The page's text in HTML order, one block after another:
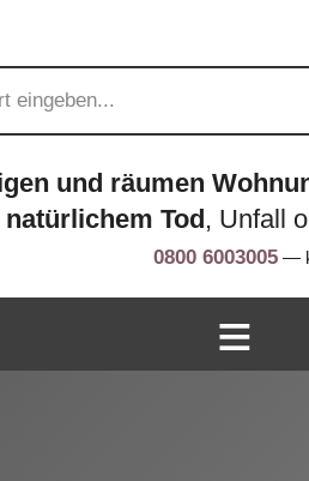
und räumen
natürlichem Tod, Unfall
0800 6003005 —